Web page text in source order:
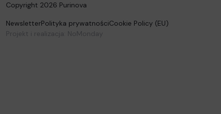
Copyright 2026 Purinova
NewsletterPolityka prywatnościCookie Policy (EU)
Projekt i realizacja: NoMonday